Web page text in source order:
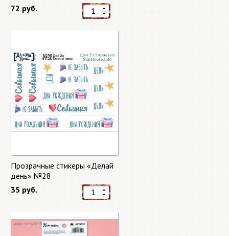
72 руб.
Прозрачные стикеры «Делай
день» №28
35 руб.